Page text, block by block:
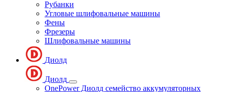
Рубанки
Угловые шлифовальные машины
Фены
Фрезеры
Шлифовальные машины
Диолд
Диолд
OnePower Диолд семейство аккумуляторных